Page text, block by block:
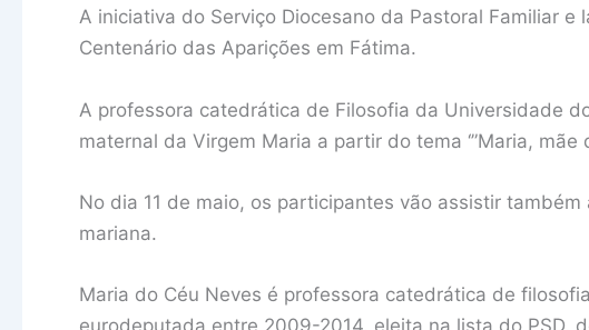
A iniciativa do Serviço Diocesano da Pastoral Familiar e
Centenário das Aparições em Fátima.
A professora catedrática de Filosofia da Universidade
maternal da Virgem Maria a partir do tema ‘”Maria, mãe
No dia 11 de maio, os participantes vão assistir
mariana.
Maria do Céu Neves é professora catedrática de
eurodeputada entre 2009-2014, eleita na lista do PSD,